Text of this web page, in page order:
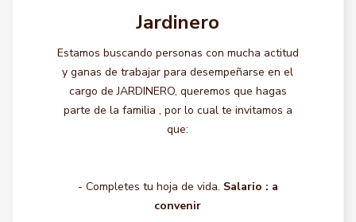
Jardinero
Estamos buscando personas con mucha actitud
y ganas de trabajar para desempeñarse en el
cargo de JARDINERO, queremos que hagas
parte de la familia , por lo cual te invitamos a
que:
- Completes tu hoja de vida. Salario : a
convenir